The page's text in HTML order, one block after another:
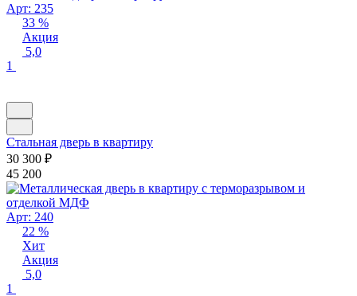
Арт: 235
33 %
Акция
5,0
1
Стальная дверь в квартиру
30 300 ₽
45 200
Арт: 240
22 %
Хит
Акция
5,0
1